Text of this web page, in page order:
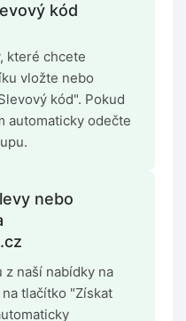
kód
které chcete
vložte nebo
kód". Pokud
automaticky odečte
nebo
naší nabídky na
tlačítko "Získat